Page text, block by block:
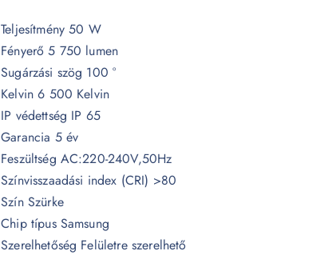
Teljesítmény 50 W
Fényerő 5 750 lumen
Sugárzási szög 100 °
Kelvin 6 500 Kelvin
IP védettség IP 65
Garancia 5 év
Feszültség AC:220-240V,50Hz
Színvisszaadási index (CRI) >80
Szín Szürke
Chip típus Samsung
Szerelhetőség Felületre szerelhető